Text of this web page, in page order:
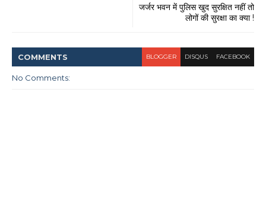
जर्जर भवन में पुलिस खुद सुरक्षित नहीं तो
लोगों की सुरक्षा का क्या !
COMMENTS BLOGGER DISQUS FACEBOOK
No Comments: